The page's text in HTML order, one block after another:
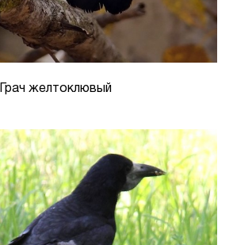
Грач желтоклювый